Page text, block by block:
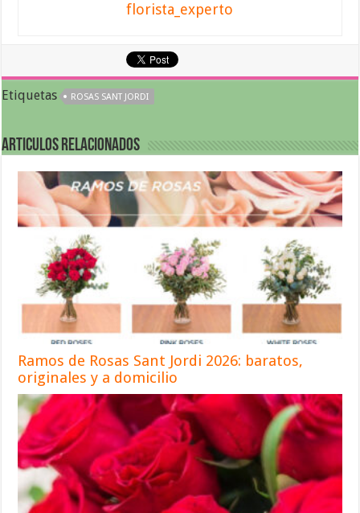
florista_experto
Etiquetas ROSAS SANT JORDI
Articulos relacionados
Ramos de Rosas Sant Jordi 2026: baratos,
originales y a domicilio